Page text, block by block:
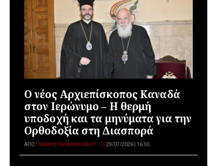
Ο νέος Αρχιεπίσκοπος Καναδά
στον Ιερώνυμο – Η θερμή
υποδοχή και τα μηνύματα για την
Ορθοδοξία στη Διασπορά
ΑΠΌ ΓΙΆΝΝΗΣ ΠΑΠΑΝΙΚΟΛΆΟΥ 29/07/2026 | 16:30